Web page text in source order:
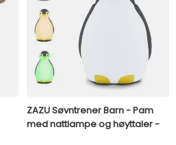
ZAZU Søvntrener Barn - Pam
med nattlampe og høyttaler -